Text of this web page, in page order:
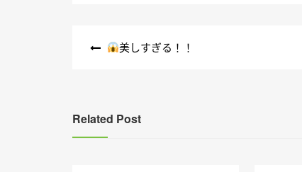
美しすぎる！！
Related Post